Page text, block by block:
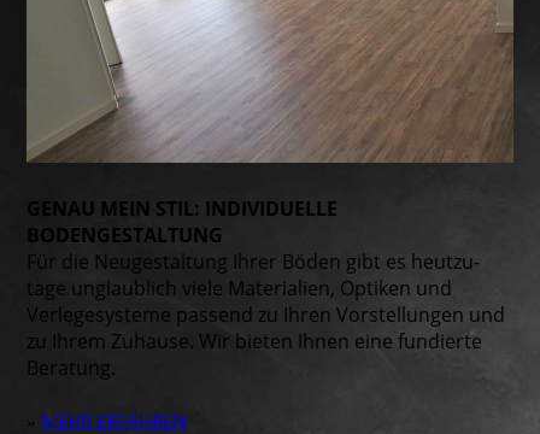
GENAU MEIN STIL: INDIVIDUELLE
BODENGESTALTUNG
Für die Neugestaltung Ihrer Böden gibt es heut­zu­
tage unglaublich viele Materialien, Optiken und
Verlegesysteme passend zu Ihren Vor­stellungen und
zu Ihrem Zuhause. Wir bieten Ihnen eine fundierte
Beratung.
» MEHR ERFAHREN